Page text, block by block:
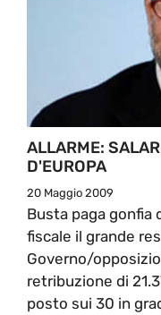
ALLARME:
D'EUROPA
20 Maggio 2009
Busta paga gonfia
fiscale il grande
Governo/
retribuzione di
posto sui 30 in